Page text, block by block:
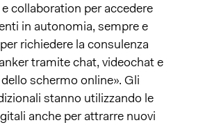
collaboration per accedere
in autonomia, sempre e
richiedere la consulenza
tramite chat, videochat e
schermo online». Gli
stanno utilizzando le
anche per attrarre nuovi